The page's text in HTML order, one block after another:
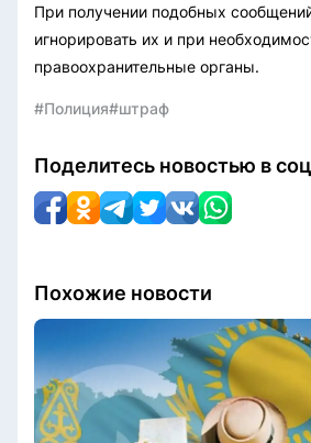
При получении подобных
игнорировать их и при
правоохранительные органы.
#Полиция#штраф
Поделитесь новостью в
Похожие новости